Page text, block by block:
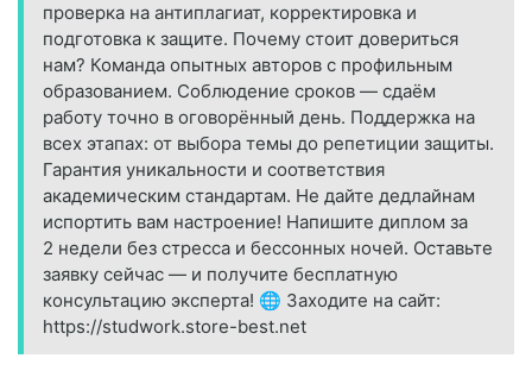
проверка на антиплагиат, корректировка и
подготовка к защите. Почему стоит довериться
нам? Команда опытных авторов с профильным
образованием. Соблюдение сроков — сдаём
работу точно в оговорённый день. Поддержка на
всех этапах: от выбора темы до репетиции защиты.
Гарантия уникальности и соответствия
академическим стандартам. Не дайте дедлайнам
испортить вам настроение! Напишите диплом за
2 недели без стресса и бессонных ночей. Оставьте
заявку сейчас — и получите бесплатную
консультацию эксперта! 🌐 Заходите на сайт:
https://studwork.store-best.net